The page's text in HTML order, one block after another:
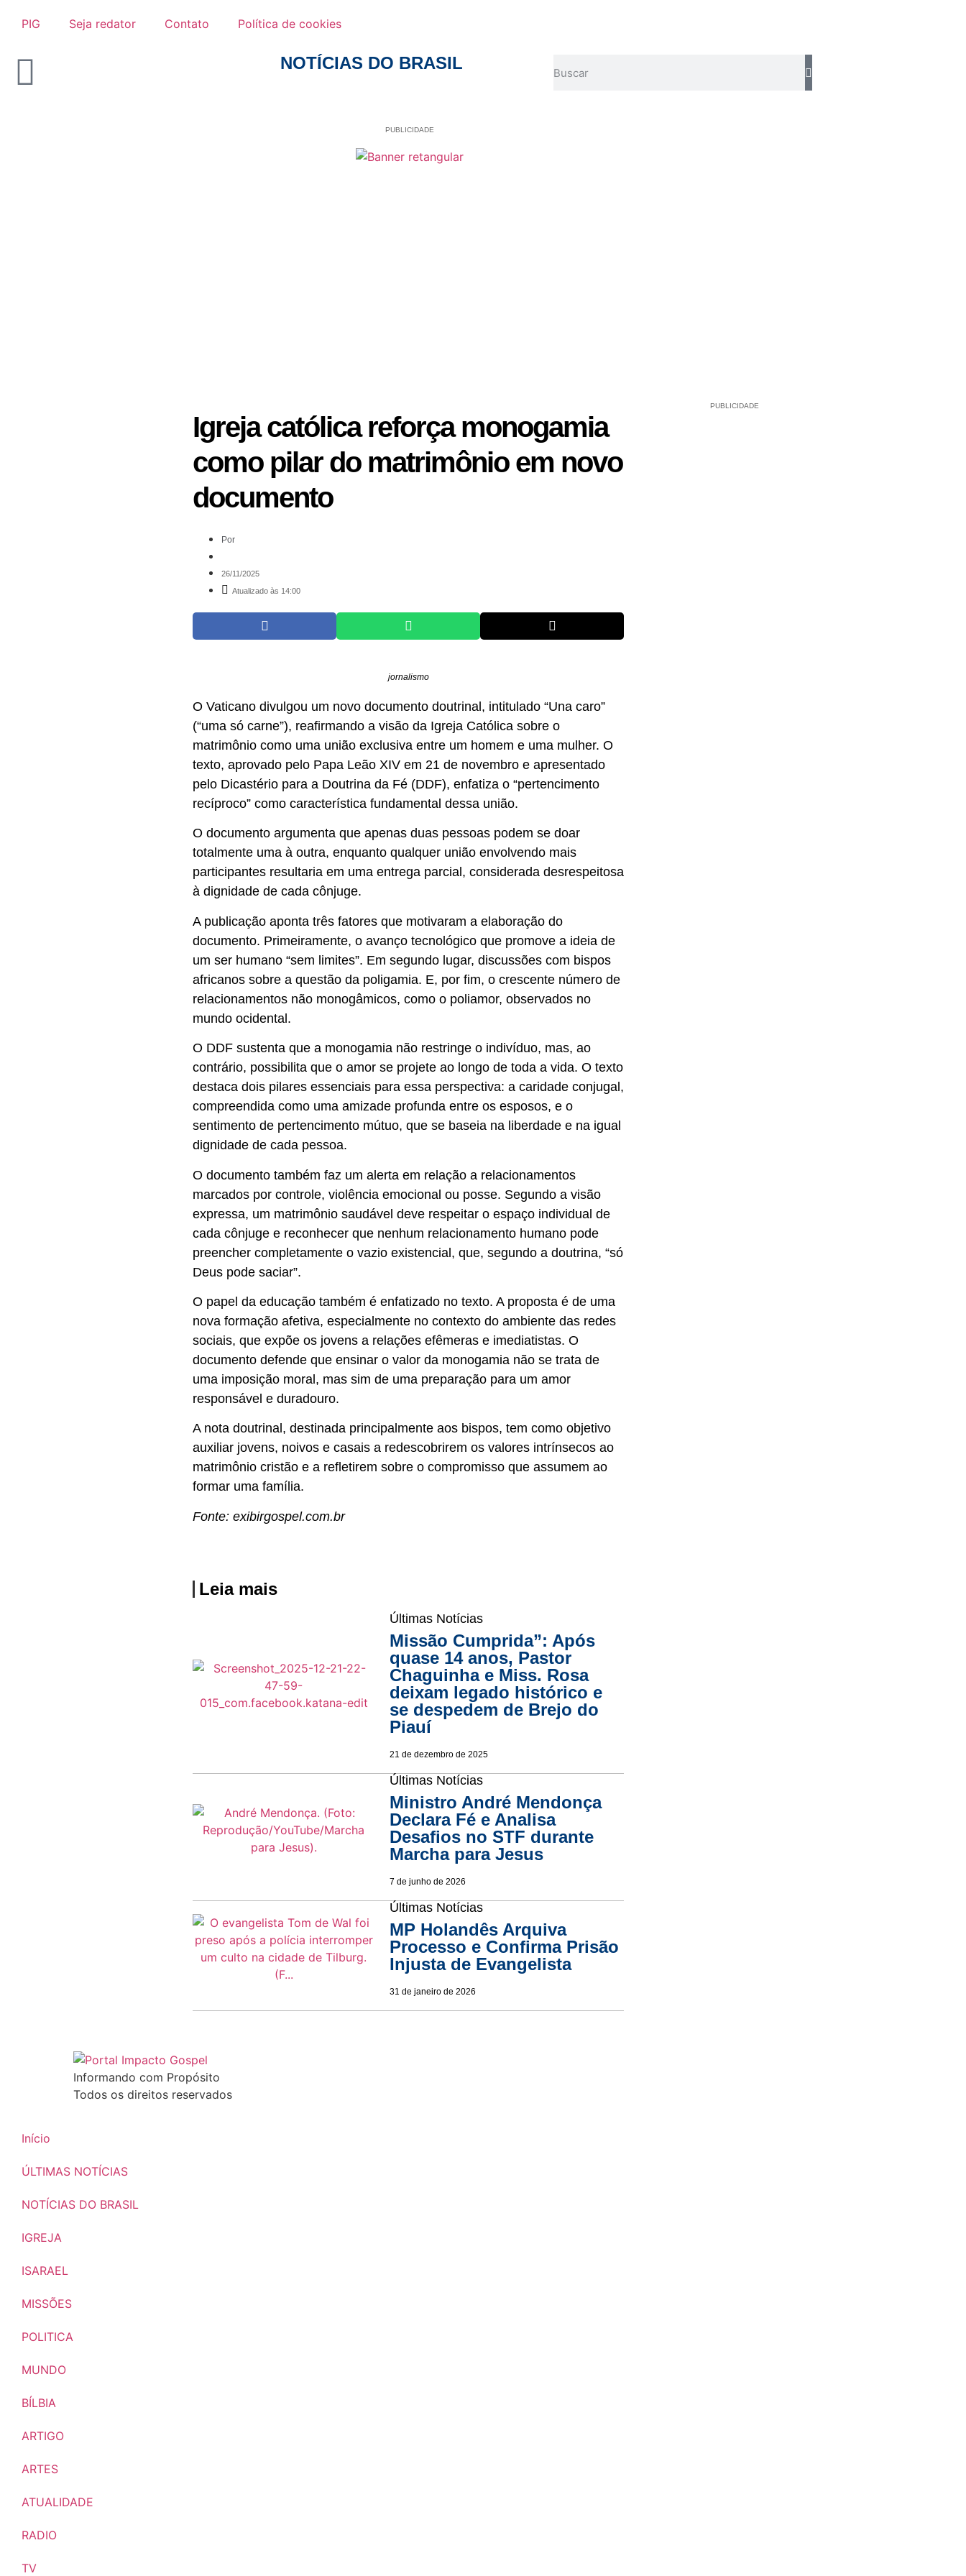
PIG Seja redator Contato Política de cookies
NOTÍCIAS DO BRASIL
PUBLICIDADE
Igreja católica reforça monogamia
como pilar do matrimônio em novo
documento
Por
26/11/2025
Atualizado às 14:00
jornalismo
O Vaticano divulgou um novo documento doutrinal, intitulado “Una caro”
(“uma só carne”), reafirmando a visão da Igreja Católica sobre o
matrimônio como uma união exclusiva entre um homem e uma mulher. O
texto, aprovado pelo Papa Leão XIV em 21 de novembro e apresentado
pelo Dicastério para a Doutrina da Fé (DDF), enfatiza o “pertencimento
recíproco” como característica fundamental dessa união.
O documento argumenta que apenas duas pessoas podem se doar
totalmente uma à outra, enquanto qualquer união envolvendo mais
participantes resultaria em uma entrega parcial, considerada desrespeitosa
à dignidade de cada cônjuge.
A publicação aponta três fatores que motivaram a elaboração do
documento. Primeiramente, o avanço tecnológico que promove a ideia de
um ser humano “sem limites”. Em segundo lugar, discussões com bispos
africanos sobre a questão da poligamia. E, por fim, o crescente número de
relacionamentos não monogâmicos, como o poliamor, observados no
mundo ocidental.
O DDF sustenta que a monogamia não restringe o indivíduo, mas, ao
contrário, possibilita que o amor se projete ao longo de toda a vida. O texto
destaca dois pilares essenciais para essa perspectiva: a caridade conjugal,
compreendida como uma amizade profunda entre os esposos, e o
sentimento de pertencimento mútuo, que se baseia na liberdade e na igual
dignidade de cada pessoa.
O documento também faz um alerta em relação a relacionamentos
marcados por controle, violência emocional ou posse. Segundo a visão
expressa, um matrimônio saudável deve respeitar o espaço individual de
cada cônjuge e reconhecer que nenhum relacionamento humano pode
preencher completamente o vazio existencial, que, segundo a doutrina, “só
Deus pode saciar”.
O papel da educação também é enfatizado no texto. A proposta é de uma
nova formação afetiva, especialmente no contexto do ambiente das redes
sociais, que expõe os jovens a relações efêmeras e imediatistas. O
documento defende que ensinar o valor da monogamia não se trata de
uma imposição moral, mas sim de uma preparação para um amor
responsável e duradouro.
A nota doutrinal, destinada principalmente aos bispos, tem como objetivo
auxiliar jovens, noivos e casais a redescobrirem os valores intrínsecos ao
matrimônio cristão e a refletirem sobre o compromisso que assumem ao
formar uma família.
Fonte: exibirgospel.com.br
Leia mais
Últimas Notícias
Missão Cumprida”: Após
quase 14 anos, Pastor
Chaguinha e Miss. Rosa
deixam legado histórico e
se despedem de Brejo do
Piauí
21 de dezembro de 2025
Últimas Notícias
Ministro André Mendonça
Declara Fé e Analisa
Desafios no STF durante
Marcha para Jesus
7 de junho de 2026
Últimas Notícias
MP Holandês Arquiva
Processo e Confirma Prisão
Injusta de Evangelista
31 de janeiro de 2026
PUBLICIDADE
Informando com Propósito
Todos os direitos reservados
Início
ÚLTIMAS NOTÍCIAS
NOTÍCIAS DO BRASIL
IGREJA
ISARAEL
MISSÕES
POLITICA
MUNDO
BÍLBIA
ARTIGO
ARTES
ATUALIDADE
RADIO
TV